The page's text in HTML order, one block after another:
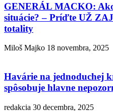
GENERÁL MACKO:
situácie? – Príďte UŽ
totality
Miloš Majko 18 novembra, 2025
Havárie na jednoduchej
spôsobuje hlavne
redakcia 30 decembra, 2025